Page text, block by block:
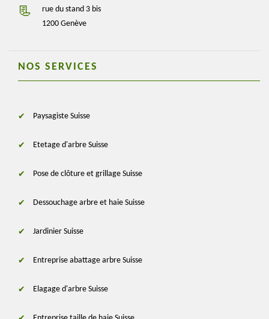
rue du stand 3 bis
1200 Genève
NOS SERVICES
Paysagiste Suisse
Etetage d'arbre Suisse
Pose de clôture et grillage Suisse
Dessouchage arbre et haie Suisse
Jardinier Suisse
Entreprise abattage arbre Suisse
Elagage d'arbre Suisse